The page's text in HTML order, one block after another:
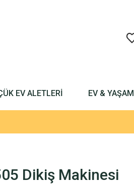
EV ALETLERİ EV & YAŞAM
Dikiş Makinesi